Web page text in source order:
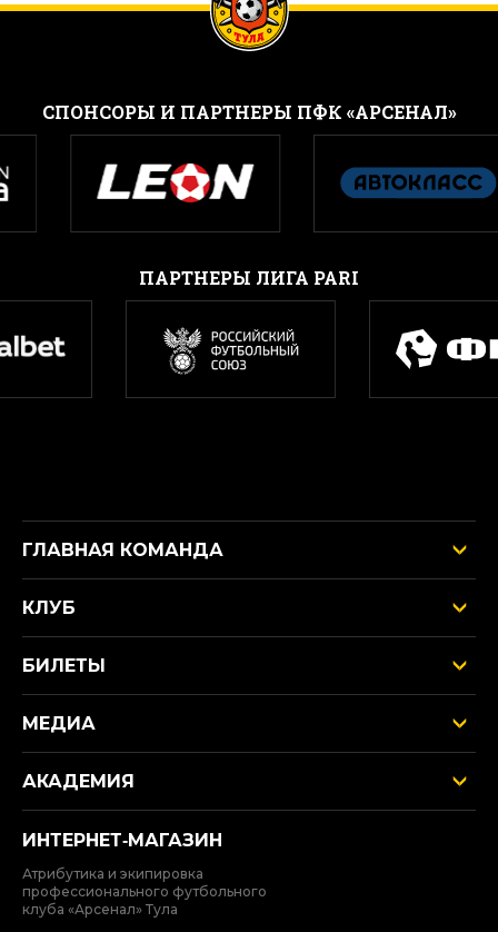
CПОНСОРЫ И ПАРТНЕРЫ ПФК «АРСЕНАЛ»
ПАРТНЕРЫ ЛИГА PARI
ГЛАВНАЯ КОМАНДА
КЛУБ
БИЛЕТЫ
МЕДИА
АКАДЕМИЯ
ИНТЕРНЕТ‑МАГАЗИН
Атрибутика и экипировка
профессионального футбольного
клуба «Арсенал» Тула